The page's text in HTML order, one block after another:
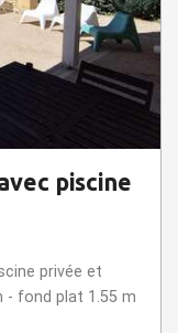
piscine
privée et
- fond plat 1.55 m